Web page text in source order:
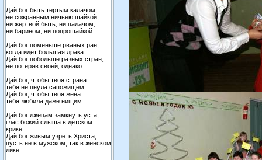
Дай бог быть тертым калачом,
не сожранным ничьею шайкой,
ни жертвой быть, ни палачом,
ни барином, ни попрошайкой.
Дай бог поменьше рваных ран,
когда идет большая драка.
Дай бог побольше разных стран,
не потеряв своей, однако.
Дай бог, чтобы твоя страна
тебя не пнула сапожищем.
Дай бог, чтобы твоя жена
тебя любила даже нищим.
Дай бог лжецам замкнуть уста,
глас божий слыша в детском
крике.
Дай бог живым узреть Христа,
пусть не в мужском, так в женском
лике.